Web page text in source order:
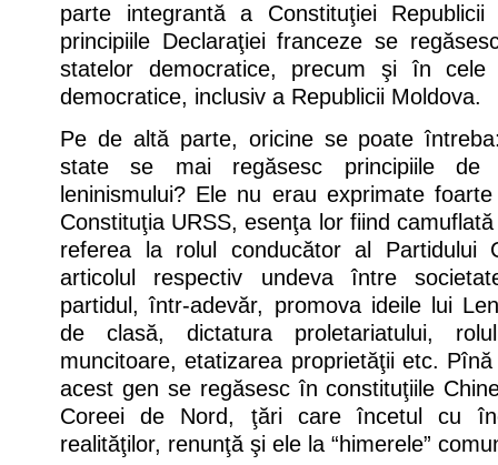
parte integrantă a Constituţiei
principiile Declaraţiei franceze se
statelor democratice, precum şi în cele
democratice, inclusiv a Republicii Moldova.
Pe de altă parte, oricine se poate
state se mai regăsesc principiile de
leninismului? Ele nu erau exprimate
Constituţia URSS, esenţa lor fiind
referea la rolul conducător al Partidului
articolul respectiv undeva între
partidul, într-adevăr, promova ideile lui
de clasă, dictatura proletariatului,
muncitoare, etatizarea proprietăţii etc.
acest gen se regăsesc în constituţiile
Coreei de Nord, ţări care încetul cu
realităţilor, renunţă şi ele la “himerele”